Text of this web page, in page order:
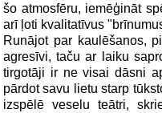
šo atmosfēru, iemēģināt
arī ļoti kvalitatīvus
Runājot par kaulēšanos,
agresīvi, taču ar laiku
tirgotāji ir ne visai dāsni
pārdot savu lietu starp
izspēlē veselu teātri,